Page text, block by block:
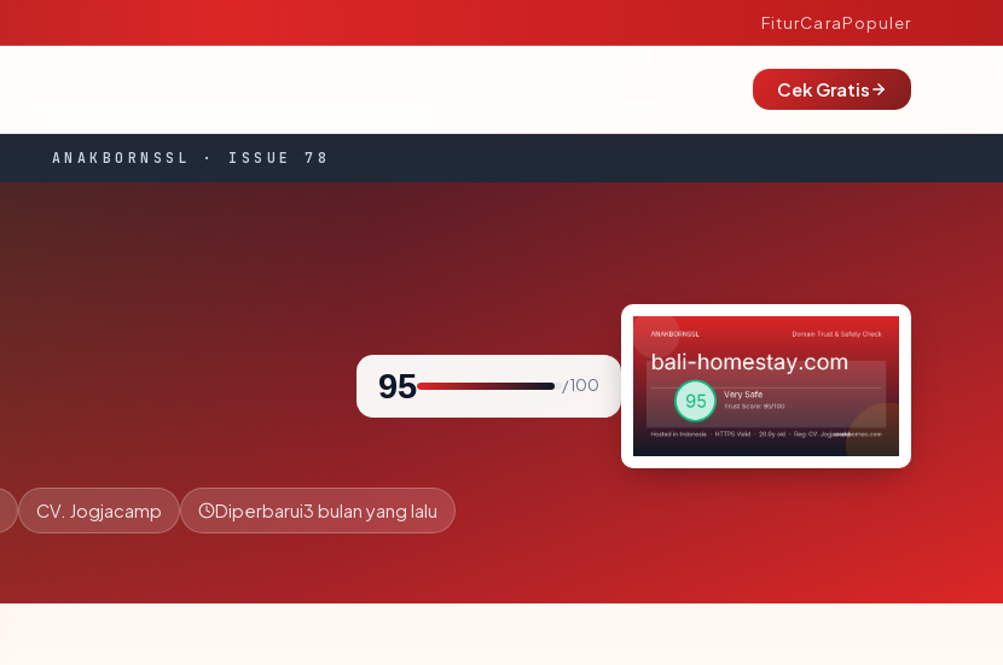
FiturCaraPopuler
Cek Gratis
ANAKBORNSSL · ISSUE 78
95 / 100
CV. Jogjacamp Diperbarui3 bulan yang lalu